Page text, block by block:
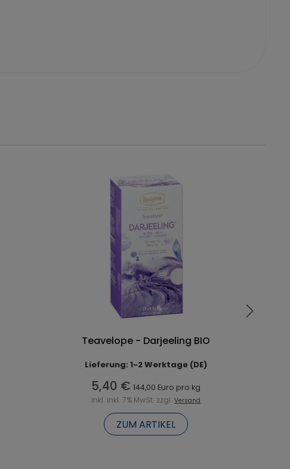
Teavelope - Darjeeling BIO
Lieferung: 1-2 Werktage (DE)
5,40 € 144,00 Euro pro kg
inkl. inkl. 7% MwSt. zzgl.Versand
ZUM ARTIKEL